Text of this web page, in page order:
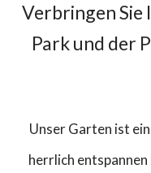
Verbringen Sie
Park und der
Unser Garten ist
herrlich entspannen